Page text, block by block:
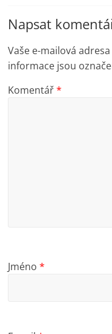
Napsat
Vaše e-mailová
informace jsou
Komentář*
Jméno*